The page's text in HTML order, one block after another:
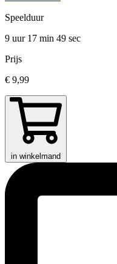
Speelduur
9 uur 17 min 49 sec
Prijs
€ 9,99
in winkelmand